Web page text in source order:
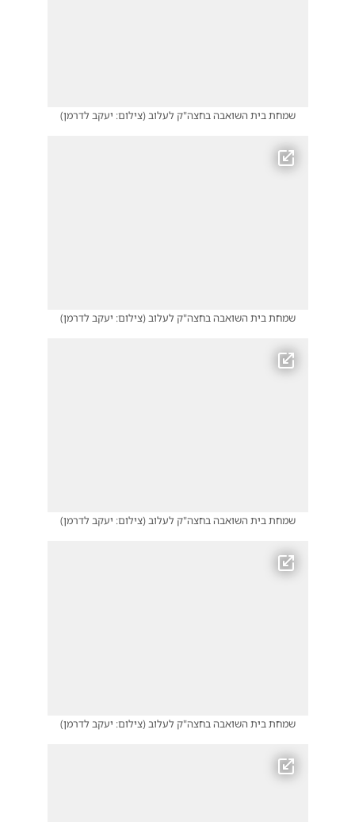
שמחת בית השואבה בחצה"ק לעלוב(צילום: יעקב לדרמן)
שמחת בית השואבה בחצה"ק לעלוב(צילום: יעקב לדרמן)
שמחת בית השואבה בחצה"ק לעלוב(צילום: יעקב לדרמן)
שמחת בית השואבה בחצה"ק לעלוב(צילום: יעקב לדרמן)